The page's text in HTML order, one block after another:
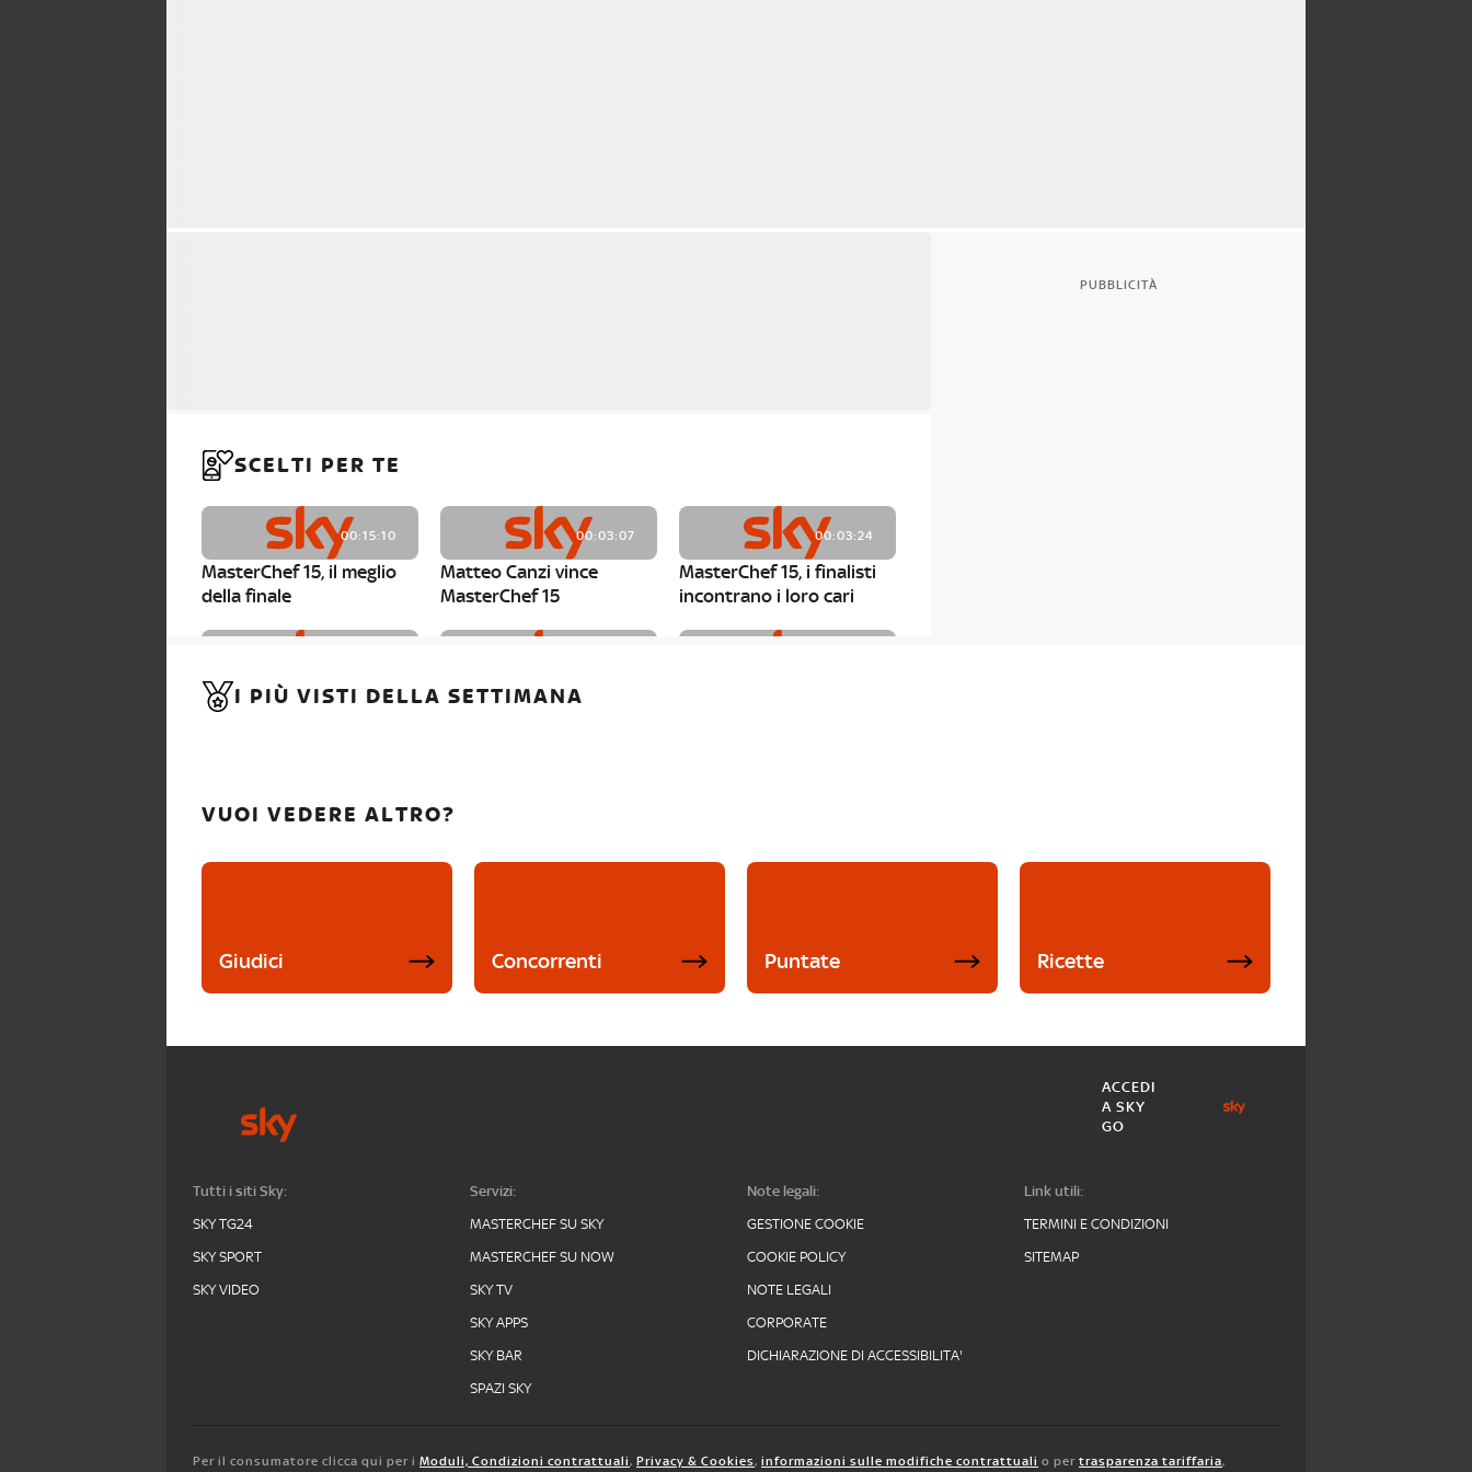
SCELTI PER TE
00:15:10
MasterChef 15, il meglio
della finale
00:03:07
Matteo Canzi vince
MasterChef 15
00:03:24
MasterChef 15, i finalisti
incontrano i loro cari
MasterChef 15, Carlotta è
MasterChef 15, Matteo
PUBBLICITÀ
I PIÙ VISTI DELLA SETTIMANA
VUOI VEDERE ALTRO?
Giudici Concorrenti Puntate Ricette
ACCEDI
A SKY
GO
Tutti i siti Sky:
SKY TG24
SKY SPORT
SKY VIDEO
Servizi:
MASTERCHEF SU SKY
MASTERCHEF SU NOW
SKY TV
SKY APPS
SKY BAR
SPAZI SKY
Note legali:
GESTIONE COOKIE
COOKIE POLICY
NOTE LEGALI
CORPORATE
DICHIARAZIONE DI ACCESSIBILITA'
Link utili:
TERMINI E CONDIZIONI
SITEMAP
Per il consumatore clicca qui per i Moduli, Condizioni contrattuali, Privacy & Cookies, informazioni sulle modifiche contrattuali o per trasparenza tariffaria,